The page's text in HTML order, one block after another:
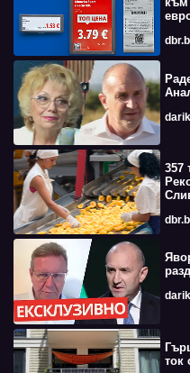
357
ток